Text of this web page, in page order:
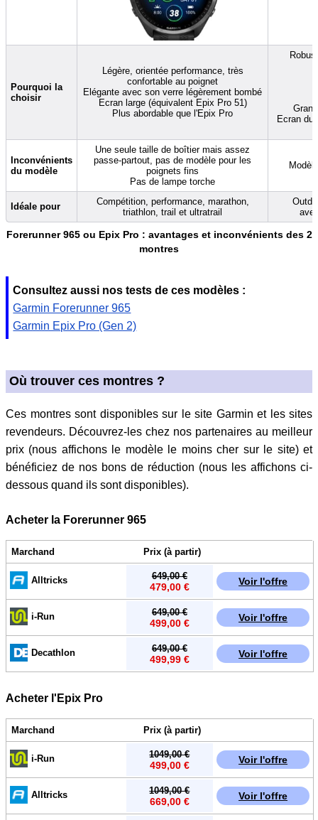
Pourquoi la
choisir
Légère, orientée performance, très
confortable au poignet
Elégante avec son verre légèrement bombé
Ecran large (équivalent Epix Pro 51)
Plus abordable que l'Epix Pro
Ecran du
Inconvénients
du modèle
Une seule taille de boîtier mais assez
passe-partout, pas de modèle pour les
poignets fins
Pas de lampe torche
Idéale pour
Compétition, performance, marathon,
triathlon, trail et ultratrail
Forerunner 965 ou Epix Pro : avantages et inconvénients des 2
montres
Consultez aussi nos tests de ces modèles :
Garmin Forerunner 965
Garmin Epix Pro (Gen 2)
Où trouver ces montres ?
Ces montres sont disponibles sur le site Garmin et les sites
revendeurs. Découvrez-les chez nos partenaires au meilleur
prix (nous affichons le modèle le moins cher sur le site) et
bénéficiez de nos bons de réduction (nous les affichons ci-
dessous quand ils sont disponibles).
Acheter la Forerunner 965
Marchand Prix (à partir)
Alltricks Voir l'offre
649,00 €
479,00 €
i-Run Voir l'offre
649,00 €
499,00 €
Decathlon Voir l'offre
649,00 €
499,99 €
Acheter l'Epix Pro
Marchand Prix (à partir)
i-Run Voir l'offre
1049,00 €
499,00 €
Alltricks Voir l'offre
1049,00 €
669,00 €